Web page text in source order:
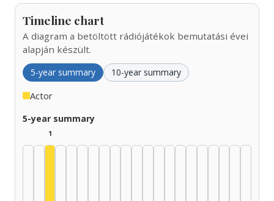
Timeline chart
A diagram a betöltött rádiójátékok bemutatási évei
alapján készült.
5-year summary 10-year summary
Actor
5-year summary
1